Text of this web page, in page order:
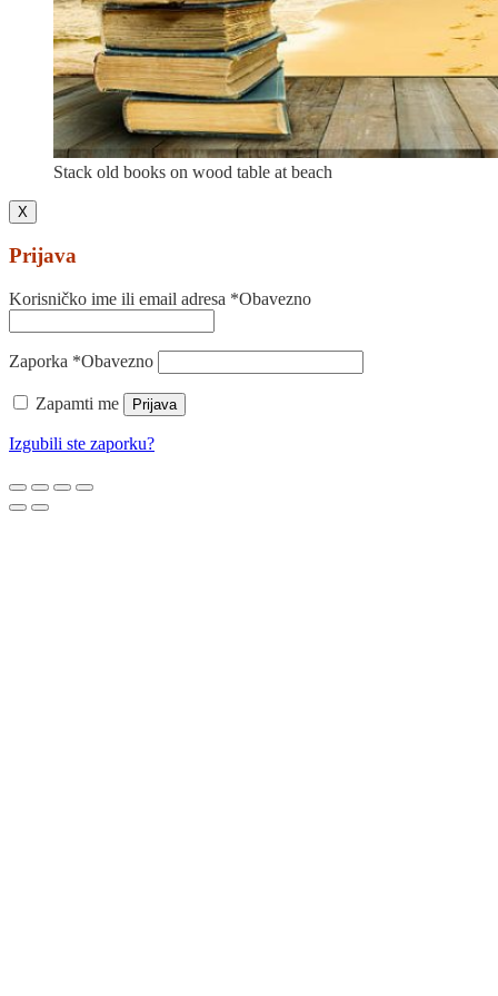
Stack old books on wood table at beach
X
Prijava
Korisničko ime ili email adresa *Obavezno
Zaporka *Obavezno
Zapamti me Prijava
Izgubili ste zaporku?